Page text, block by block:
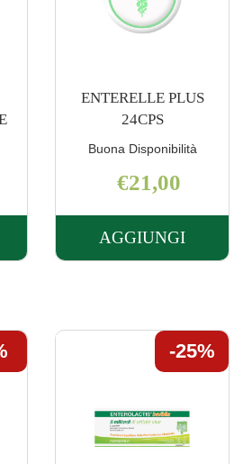
ECN
ENTERELLE PLUS
24CPS
Buona Disponibilità
€21,00
AGGIUNGI
AGGIUNGI
25%